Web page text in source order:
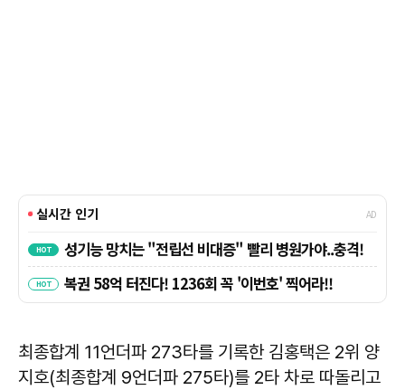
최종합계 11언더파 273타를 기록한 김홍택은 2위 양
지호(최종합계 9언더파 275타)를 2타 차로 따돌리고